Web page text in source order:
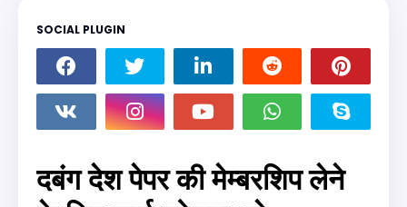
SOCIAL PLUGIN